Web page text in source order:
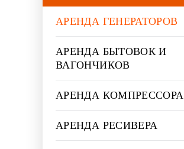
АРЕНДА ГЕНЕРАТОРОВ
АРЕНДА БЫТОВОК И
ВАГОНЧИКОВ
АРЕНДА КОМПРЕССОРА
АРЕНДА РЕСИВЕРА